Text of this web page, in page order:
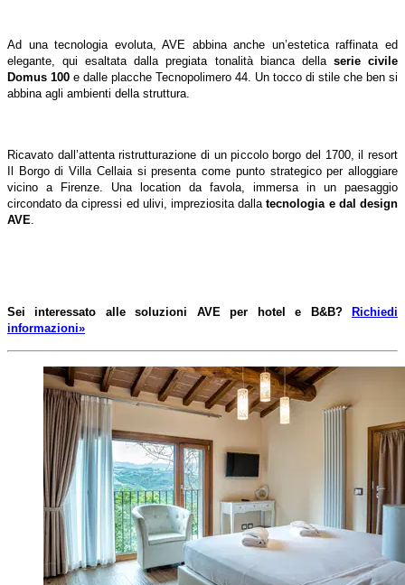
Ad una tecnologia evoluta, AVE abbina anche un’estetica raffinata ed
elegante, qui esaltata dalla pregiata tonalità bianca della serie civile
Domus 100 e dalle placche Tecnopolimero 44. Un tocco di stile che ben si
abbina agli ambienti della struttura.
Ricavato dall’attenta ristrutturazione di un piccolo borgo del 1700, il resort
Il Borgo di Villa Cellaia si presenta come punto strategico per alloggiare
vicino a Firenze. Una location da favola, immersa in un paesaggio
circondato da cipressi ed ulivi, impreziosita dallatecnologia e dal design
AVE
Sei interessato alle soluzioni AVE per hotel e B&B?
Richiedi
informazioni»